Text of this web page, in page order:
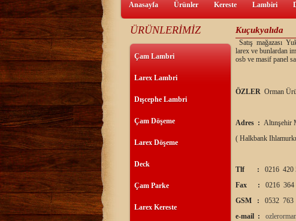
Anasayfa Ürünler Kereste Lambiri
ÜRÜNLERİMİZ
Çam Lambri
Larex Lambri
Dışcephe Lambri
Çam Döşeme
Larex Döşeme
Deck
Çam Parke
Larex Kereste
Kuçukyalıda
Satış mağazası
larex ve bunlardan
osb ve masif panel
ÖZLER Orman
Adres :
( Halkbank
Tlf :
0216 420
Fax :
0216 364
GSM :
0532 763
e-mail :